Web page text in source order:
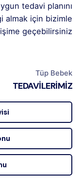
tedavi planını
almak için bizimle
geçebilirsiniz.
Tüp Bebek
TEDAVİLERİMİZ